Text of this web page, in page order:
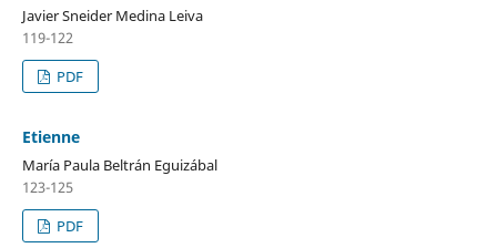
Javier Sneider Medina Leiva
119-122
PDF
Etienne
María Paula Beltrán Eguizábal
123-125
PDF